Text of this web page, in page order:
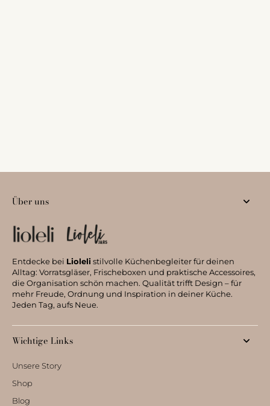
Über uns
Entdecke bei Lioleli stilvolle Küchenbegleiter für deinen
Alltag: Vorratsgläser, Frischeboxen und praktische Accessoires,
die Organisation schön machen. Qualität trifft Design – für
mehr Freude, Ordnung und Inspiration in deiner Küche.
Jeden Tag, aufs Neue.
Wichtige Links
Unsere Story
Shop
Blog